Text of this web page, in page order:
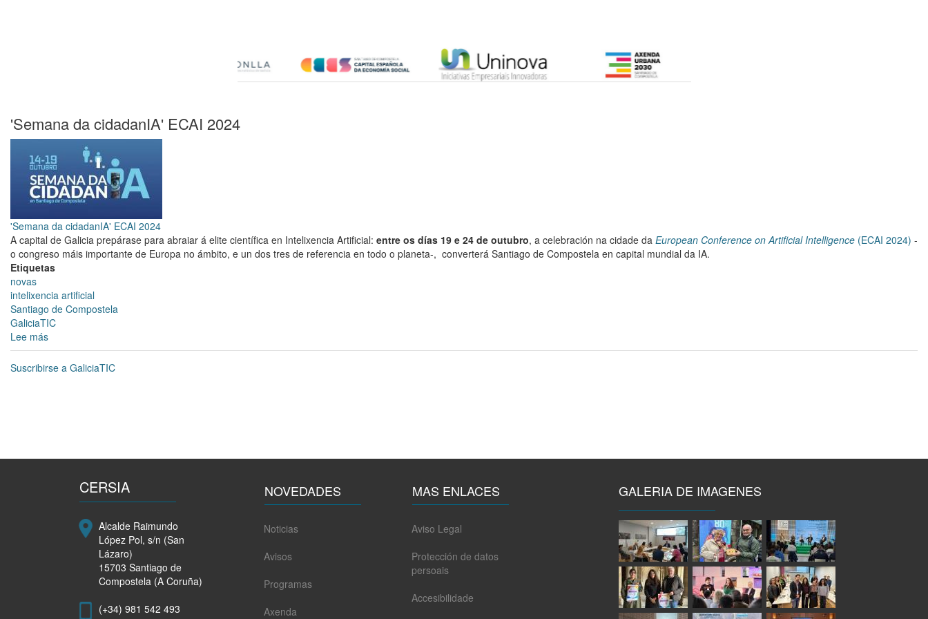
'Semana da cidadanIA' ECAI 2024
'Semana da cidadanIA' ECAI 2024
A capital de Galicia prepárase para abraiar á elite científica en Intelixencia Artificial: entre os días 19 e 24 de outubro, a celebración na cidade da European Conference on Artificial Intelligence (ECAI 2024) -
o congreso máis importante de Europa no ámbito, e un dos tres de referencia en todo o planeta-, converterá Santiago de Compostela en capital mundial da IA.
Etiquetas
novas
intelixencia artificial
Santiago de Compostela
GaliciaTIC
Lee más
'Semana
da
Suscribirse a GaliciaTIC
CERSIA
Alcalde Raimundo
López Pol, s/n (San
Lázaro)
15703 Santiago de
Compostela (A Coruña)
(+34) 981 542 493
NOVEDADES
Noticias
Avisos
Programas
Axenda
MAS ENLACES
Aviso Legal
Protección de datos
persoais
Accesibilidade
GALERIA DE IMAGENES